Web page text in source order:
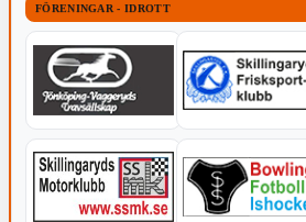
FÖRENINGAR - IDROTT